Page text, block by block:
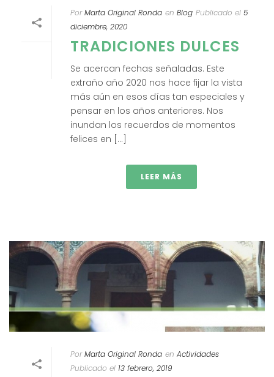
Por Marta Original Ronda en Blog Publicado el 5
diciembre, 2020
TRADICIONES DULCES
Se acercan fechas señaladas. Este
extraño año 2020 nos hace fijar la vista
más aún en esos días tan especiales y
pensar en los años anteriores. Nos
inundan los recuerdos de momentos
felices en [...]
LEER MÁS
Por Marta Original Ronda en Actividades
Publicado el 13 febrero, 2019